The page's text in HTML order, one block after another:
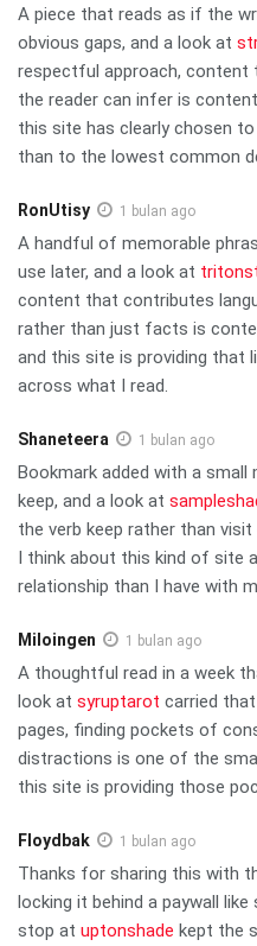
A piece that reads as if the
obvious gaps, and a look at
respectful approach, content
the reader can infer is
this site has clearly chosen
than to the lowest common
RonUtisy 1 bulan ago
A handful of memorable
use later, and a look at
content that contributes
rather than just facts is
and this site is providing that
across what I read.
Shaneteera 1 bulan ago
Bookmark added with a
keep, and a look at
the verb keep rather than
I think about this kind of site
relationship than I have with
Miloingen 1 bulan ago
A thoughtful read in a week
look at syruptarot carried
pages, finding pockets of
distractions is one of the
this site is providing those
Floydbak 1 bulan ago
Thanks for sharing this with
locking it behind a paywall
stop at uptonshade kept the